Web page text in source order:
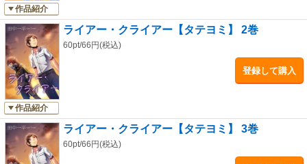
作品紹介
作品紹介
ライアー・クライアー【タテヨミ】 2巻
60pt/66円(税込)
登録して購入
ライアー・クライアー【タテヨミ】 3巻
60pt/66円(税込)